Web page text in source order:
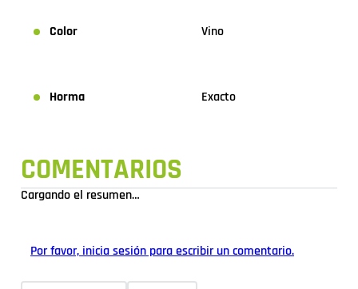
Color Vino
Horma Exacto
COMENTARIOS
Cargando el resumen…
Por favor, inicia sesión para escribir un comentario.